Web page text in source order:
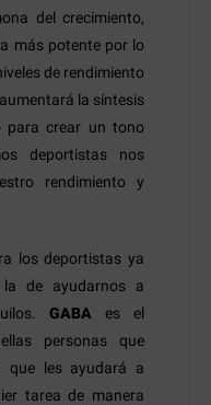
del crecimiento,
más potente por lo
de rendimiento
la síntesis
para crear un tono
deportistas nos
rendimiento y
los deportistas ya
de ayudarnos a
GABA es el
personas que
que les ayudará a
tarea de manera